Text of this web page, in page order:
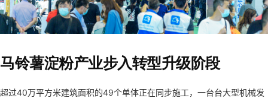
马铃薯淀粉产业步入转型升级阶段
超过40万平方米建筑面积的49个单体正在同步施工，一台台大型机械发